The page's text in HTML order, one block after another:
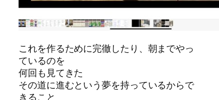
これを作るために完徹したり、朝までやっ
ているのを
何回も見てきた
その道に進むという夢を持っているからで
きること